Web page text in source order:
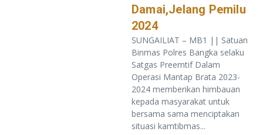
Damai,Jelang Pemilu
2024
SUNGAILIAT – MB1 || Satuan
Binmas Polres Bangka selaku
Satgas Preemtif Dalam
Operasi Mantap Brata 2023-
2024 memberikan himbauan
kepada masyarakat untuk
bersama sama menciptakan
situasi kamtibmas...